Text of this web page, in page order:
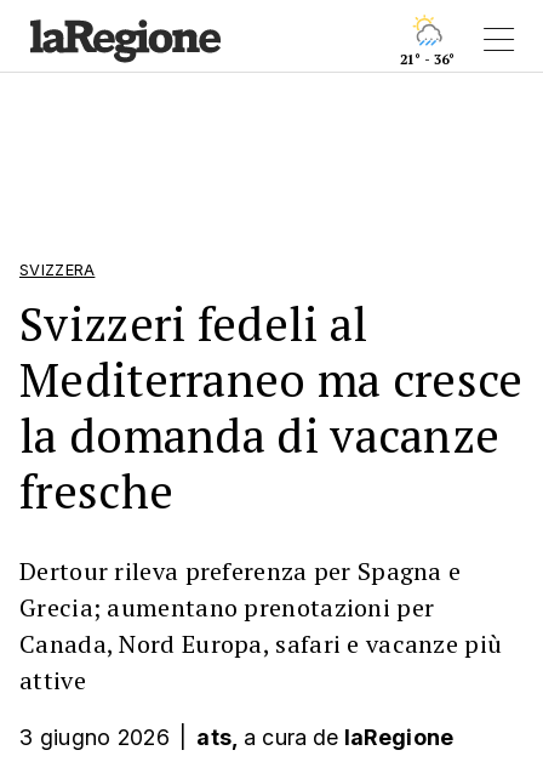
21° - 36°
SVIZZERA
Svizzeri fedeli al
Mediterraneo ma cresce
la domanda di vacanze
fresche
Dertour rileva preferenza per Spagna e
Grecia; aumentano prenotazioni per
Canada, Nord Europa, safari e vacanze più
attive
3 giugno 2026 ats, a cura de laRegione